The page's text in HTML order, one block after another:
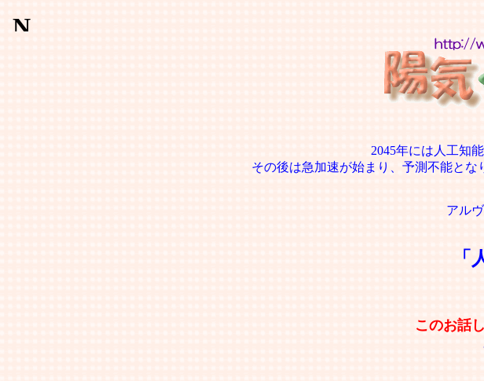
2045年には人工知
その後は急加速が始まり、予測不能とな
アル
「
このお話